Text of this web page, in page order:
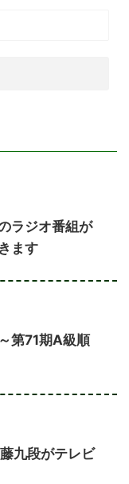
ラジオ番組が
ます
第71期A級順
九段がテレビ